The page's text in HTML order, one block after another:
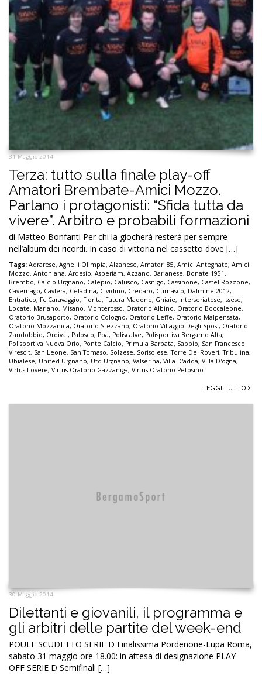
31 Maggio 2014
Terza: tutto sulla finale play-off
Amatori Brembate-Amici Mozzo.
Parlano i protagonisti: “Sfida tutta da
vivere”. Arbitro e probabili formazioni
di Matteo Bonfanti Per chi la giocherà resterà per sempre
nell’album dei ricordi. In caso di vittoria nel cassetto dove […]
Tags: Adrarese, Agnelli Olimpia, Alzanese, Amatori 85, Amici Antegnate, Amici
Mozzo, Antoniana, Ardesio, Asperiam, Azzano, Barianese, Bonate 1951,
Brembo, Calcio Urgnano, Calepio, Calusco, Casnigo, Cassinone, Castel Rozzone,
Cavernago, Cavlera, Celadina, Cividino, Credaro, Curnasco, Dalmine 2012,
Entratico, Fc Caravaggio, Fiorita, Futura Madone, Ghiaie, Interseriatese, Issese,
Locate, Mariano, Misano, Monterosso, Oratorio Albino, Oratorio Boccaleone,
Oratorio Brusaporto, Oratorio Cologno, Oratorio Leffe, Oratorio Malpensata,
Oratorio Mozzanica, Oratorio Stezzano, Oratorio Villaggio Degli Sposi, Oratorio
Zandobbio, Ordival, Palosco, Pba, Poliscalve, Polisportiva Bergamo Alta,
Polisportiva Nuova Orio, Ponte Calcio, Primula Barbata, Sabbio, San Francesco
Virescit, San Leone, San Tomaso, Solzese, Sorisolese,Torre De' Roveri,Tribulina,
Ubialese, United Urgnano, Utd Urgnano, Valserina, Villa D'adda, Villa D'ogna,
Virtus Lovere, Virtus Oratorio Gazzaniga, Virtus Oratorio Petosino
LEGGI TUTTO
30 Maggio 2014
Dilettanti e giovanili, il programma e
gli arbitri delle partite del week-end
POULE SCUDETTO SERIE D Finalissima Pordenone-Lupa Roma,
sabato 31 maggio ore 18.00: in attesa di designazione PLAY-
OFF SERIE D Semifinali […]